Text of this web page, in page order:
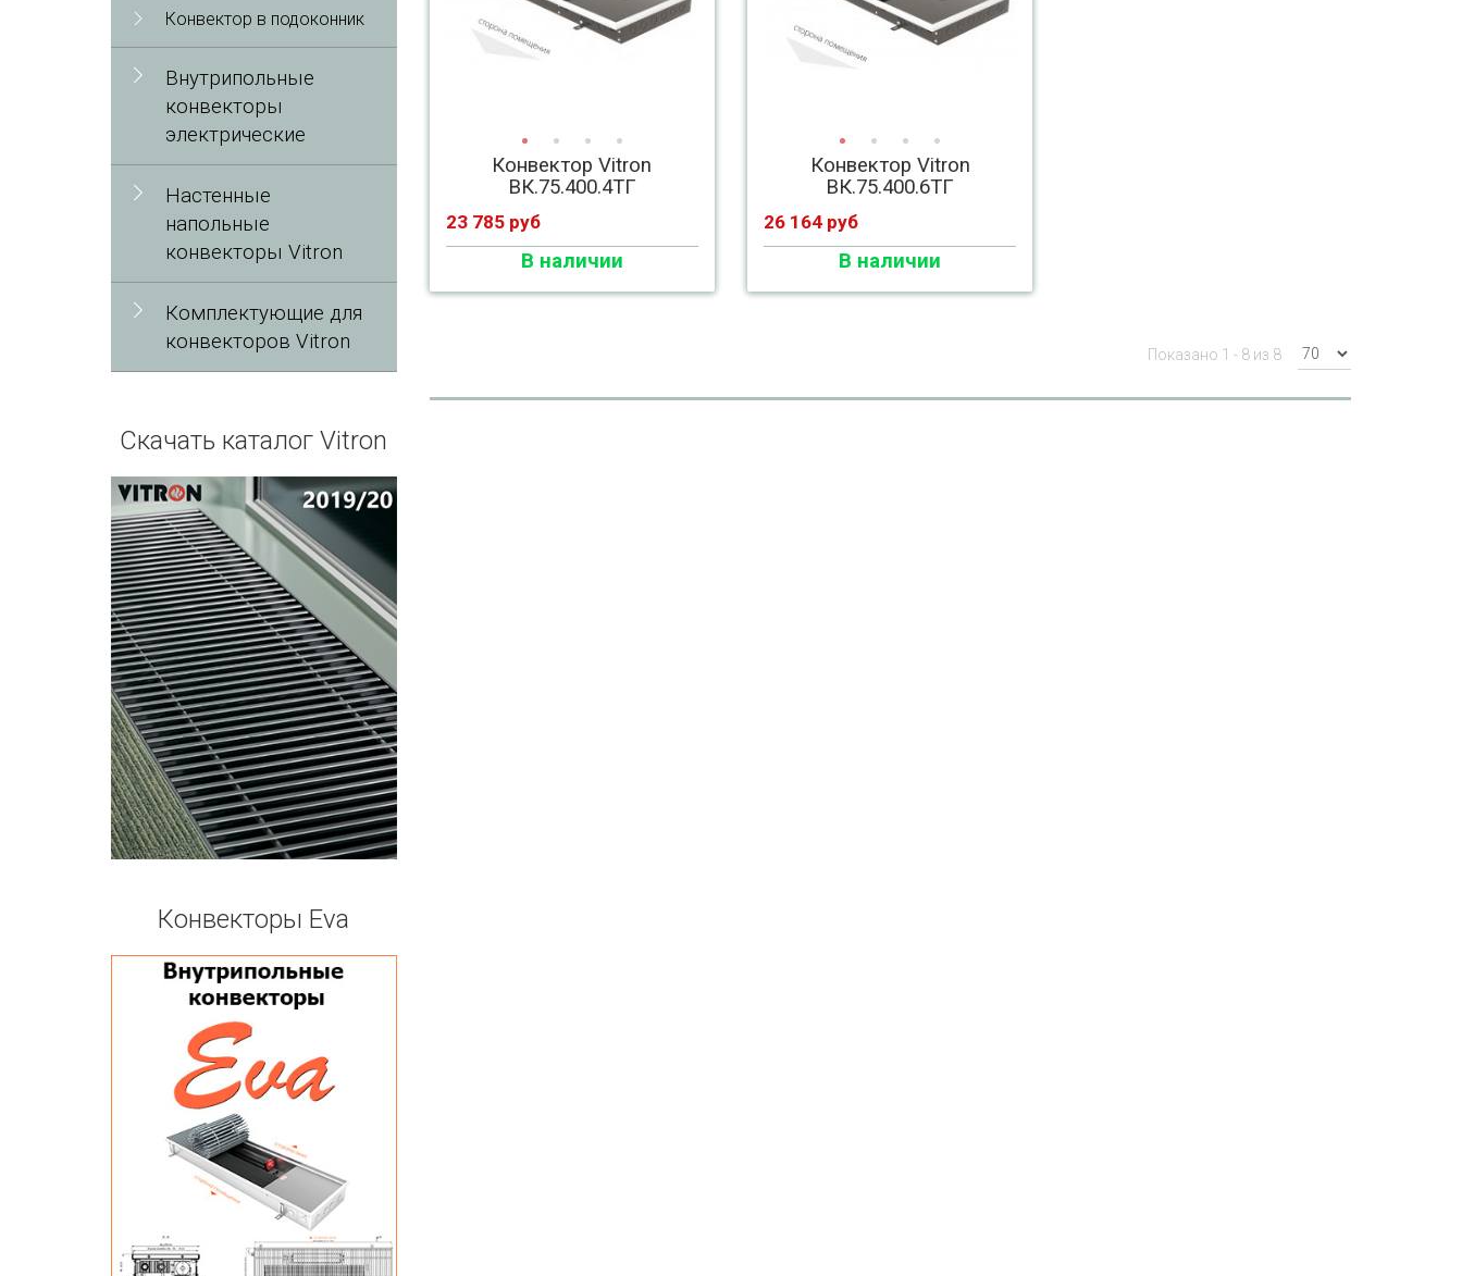
Конвектор Vitron
ВК.75.400.4ТГ
23 785 руб
В наличии
Конвектор Vitron
ВК.75.400.6ТГ
26 164 руб
В наличии
Показано 1 - 8 из 8
Конвектор в подоконник
Внутрипольные
конвекторы
электрические
Настенные
напольные
конвекторы Vitron
Комплектующие для
конвекторов Vitron
Скачать каталог Vitron
Конвекторы Eva